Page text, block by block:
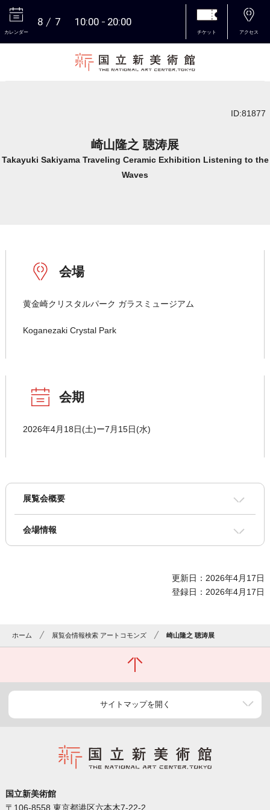
カレンダー
8 7 10:00 20:00
チケット アクセス
ID:81877
崎山隆之 聴涛展
Takayuki Sakiyama Traveling Ceramic Exhibition Listening to the
Waves
会場
黄金崎クリスタルパーク ガラスミュージアム
Koganezaki Crystal Park
会期
2026年4月18日(土)ー7月15日(水)
展覧会概要
会場情報
更新日：2026年4月17日
登録日：2026年4月17日
ホーム 展覧会情報検索 アートコモンズ 崎山隆之 聴涛展
サイトマップを開く
国立新美術館
〒106-8558 東京都港区六本木7-22-2